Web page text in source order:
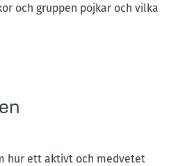
och gruppen pojkar och vilka
hur ett aktivt och medvetet